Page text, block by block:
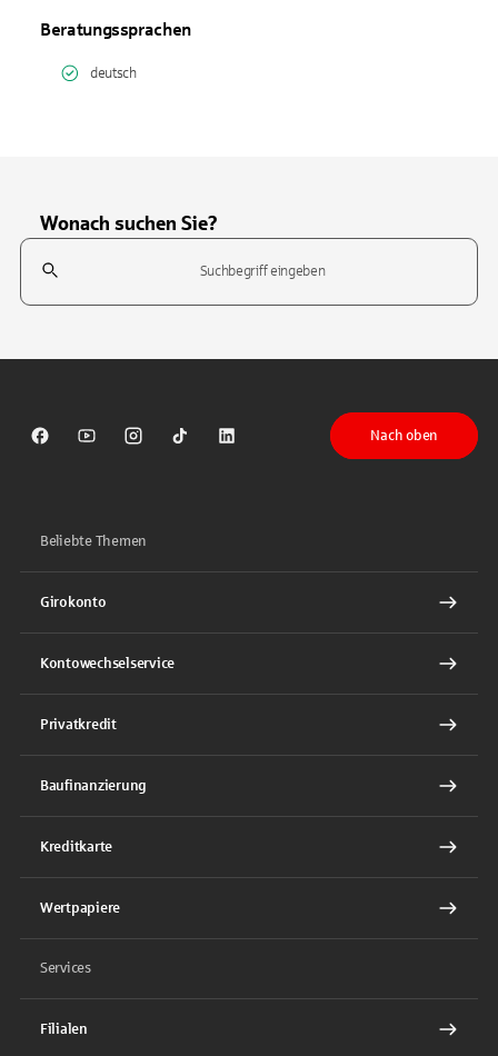
Beratungssprachen
deutsch
Wonach suchen Sie?
Suchfeld
Sparkasse auf Facebook
Sparkasse auf Youtube
Sparkasse auf Instagram
Sparkasse auf TikTok
Sparkasse auf LinkedIn
Nach oben
Beliebte Themen
Girokonto
Kontowechselservice
Privatkredit
Baufinanzierung
Kreditkarte
Wertpapiere
Services
Filialen